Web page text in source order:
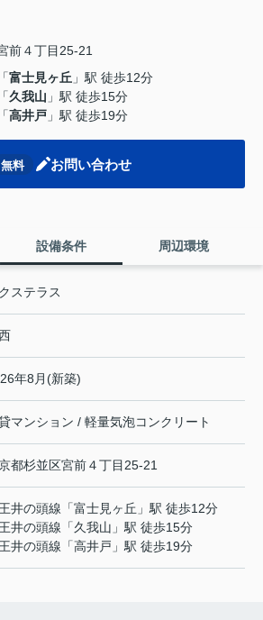
前４丁目25-21
「富士見ヶ丘 」駅 徒歩12分
「久我山 」駅 徒歩15分
「高井戸 」駅 徒歩19分
無料 お問い合わせ
設備条件 周辺環境
ステラス
年8月(新築)
マンション / 軽量気泡コンクリート
都杉並区宮前４丁目25-21
井の頭線 「富士見ヶ丘 」駅 徒歩12分
井の頭線 「久我山 」駅 徒歩15分
井の頭線 「高井戸 」駅 徒歩19分